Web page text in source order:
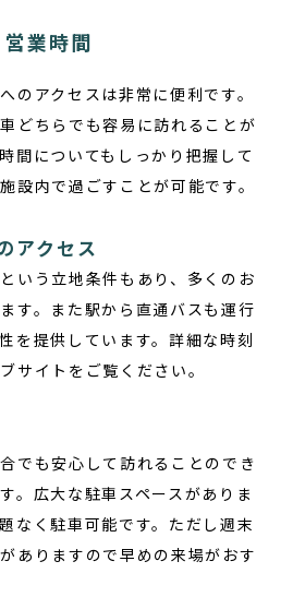
業時間
のアクセスは非常に便利です。
どちらでも容易に訪れることが
間についてもしっかり把握して
設内で過ごすことが可能です。
アクセス
いう立地条件もあり、多くのお
す。また駅から直通バスも運行
を提供しています。詳細な時刻
サイトをご覧ください。
でも安心して訪れることのでき
。広大な駐車スペースがありま
なく駐車可能です。ただし週末
ありますので早めの来場がおす